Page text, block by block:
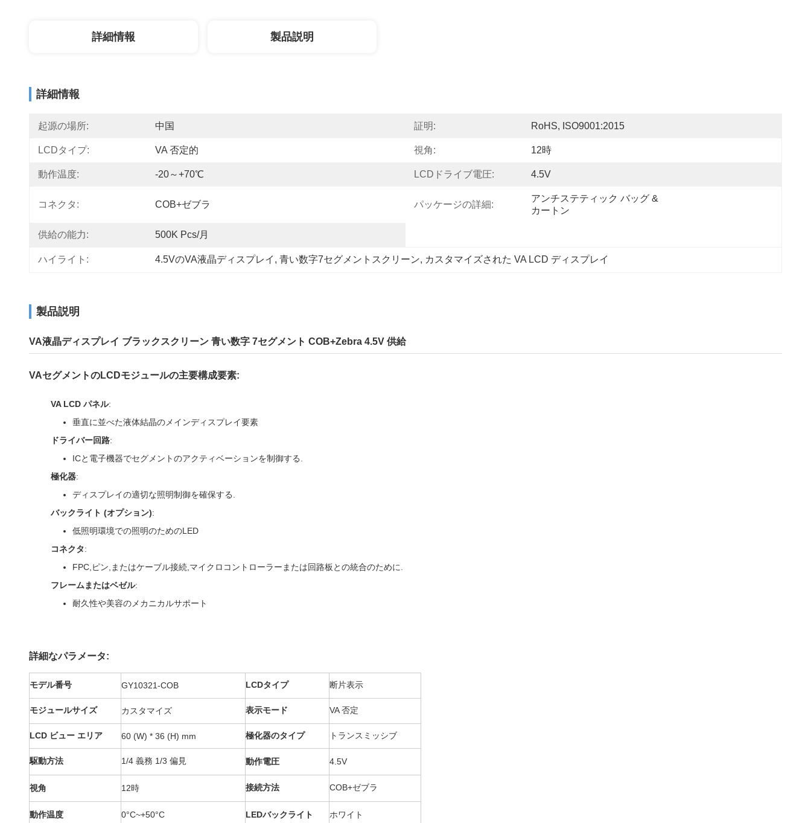
詳細情報 製品説明
詳細情報
起源の場所: 中国 証明: RoHS, ISO9001:2015
LCDタイプ: VA 否定的 視角: 12時
動作温度: -20～+70℃ LCDドライブ電圧: 4.5V
コネクタ: COB+ゼブラ パッケージの詳細:
アンチステティック バッグ &
カートン
供給の能力: 500K Pcs/月
ハイライト: 4.5VのVA液晶ディスプレイ , 青い数字7セグメントスクリーン, カスタマイズされた VA LCD ディスプレイ
製品説明
VA液晶ディスプレイ ブラックスクリーン 青い数字 7セグメント COB+Zebra 4.5V 供給
VAセグメントのLCDモジュールの主要構成要素:
VA LCD パネル:
垂直に並べた液体結晶のメインディスプレイ要素
ドライバー回路:
ICと電子機器でセグメントのアクティベーションを制御する.
極化器:
ディスプレイの適切な照明制御を確保する.
バックライト (オプション):
低照明環境での照明のためのLED
コネクタ:
FPC,ピン,またはケーブル接続,マイクロコントローラーまたは回路板との統合のために.
フレームまたはベゼル:
耐久性や美容のメカニカルサポート
詳細なパラメータ:
モデル番号 GY10321-COB LCDタイプ 断片表示
モジュールサイズ カスタマイズ 表示モード VA 否定
LCD ビュー エリア 60 (W) * 36 (H) mm 極化器のタイプ トランスミッシブ
駆動方法 1/4 義務 1/3 偏見 動作電圧 4.5V
視角 12時 接続方法 COB+ゼブラ
動作温度 0°C~+50°C LEDバックライト ホワイト